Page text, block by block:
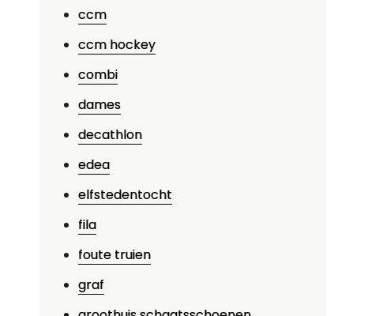
ccm
ccm hockey
combi
dames
decathlon
edea
elfstedentocht
fila
foute truien
graf